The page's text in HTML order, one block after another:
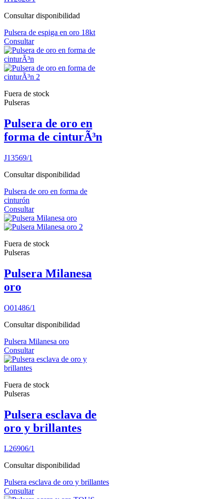
Consultar disponibilidad
Pulsera de espiga en oro 18kt
Consultar
Fuera de stock
Pulseras
Pulsera de oro en
forma de cinturÃ³n
J13569/1
Consultar disponibilidad
Pulsera de oro en forma de
cinturón
Consultar
Fuera de stock
Pulseras
Pulsera Milanesa
oro
O01486/1
Consultar disponibilidad
Pulsera Milanesa oro
Consultar
Fuera de stock
Pulseras
Pulsera esclava de
oro y brillantes
L26906/1
Consultar disponibilidad
Pulsera esclava de oro y brillantes
Consultar